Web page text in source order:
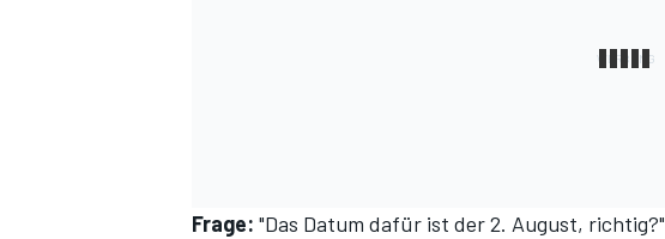
Frage: "Das Datum dafür ist der 2. August, richtig?"